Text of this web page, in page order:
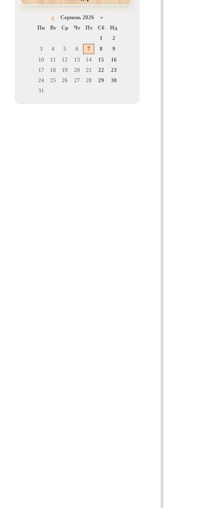
« Серпень 2026 »
Пн
Вт Ср Чт Пт Сб
Нд
1
2
3
4 5 6 7 8
9
10
11 12 13 14 15
16
17
18 19 20 21 22
23
24
25 26 27 28 29
30
31